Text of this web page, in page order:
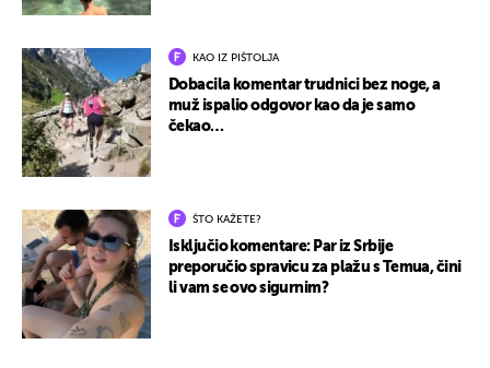
KAO IZ PIŠTOLJA
Dobacila komentar trudnici bez noge, a
muž ispalio odgovor kao da je samo
čekao…
ŠTO KAŽETE?
Isključio komentare: Par iz Srbije
preporučio spravicu za plažu s Temua, čini
li vam se ovo sigurnim?